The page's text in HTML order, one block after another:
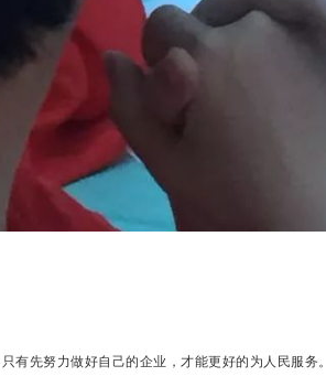
有先努力做好自己的企业，才能更好的为人民服务。